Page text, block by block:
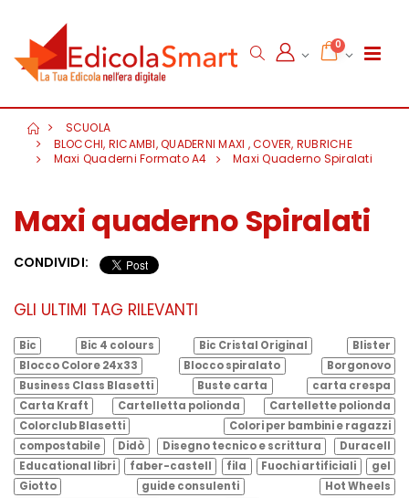
0
SCUOLA
BLOCCHI, RICAMBI, QUADERNI MAXI , COVER, RUBRICHE
Maxi Quaderni Formato A4
Maxi Quaderno Spiralati
Maxi quaderno Spiralati
CONDIVIDI:
GLI ULTIMI TAG RILEVANTI
Bic Bic 4 colours Bic Cristal Original
Blister
Blocco Colore 24x33
Blocco spiralato
Borgonovo
Business Class Blasetti
Buste carta
carta crespa
Carta Kraft
Cartelletta polionda
Cartellette polionda
Colorclub Blasetti
Colori per bambini e ragazzi
compostabile
Didò Disegno tecnico e scrittura
Duracell
Educational libri
faber-castell fila Fuochi artificiali
gel
Giotto
guide consulenti
Hot Wheels